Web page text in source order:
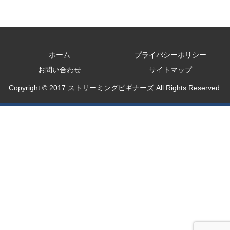
ホーム
プライバシーポリシー
お問い合わせ
サイトマップ
Copyright © 2017 ストリーミングビギナーズ All Rights Reserved.